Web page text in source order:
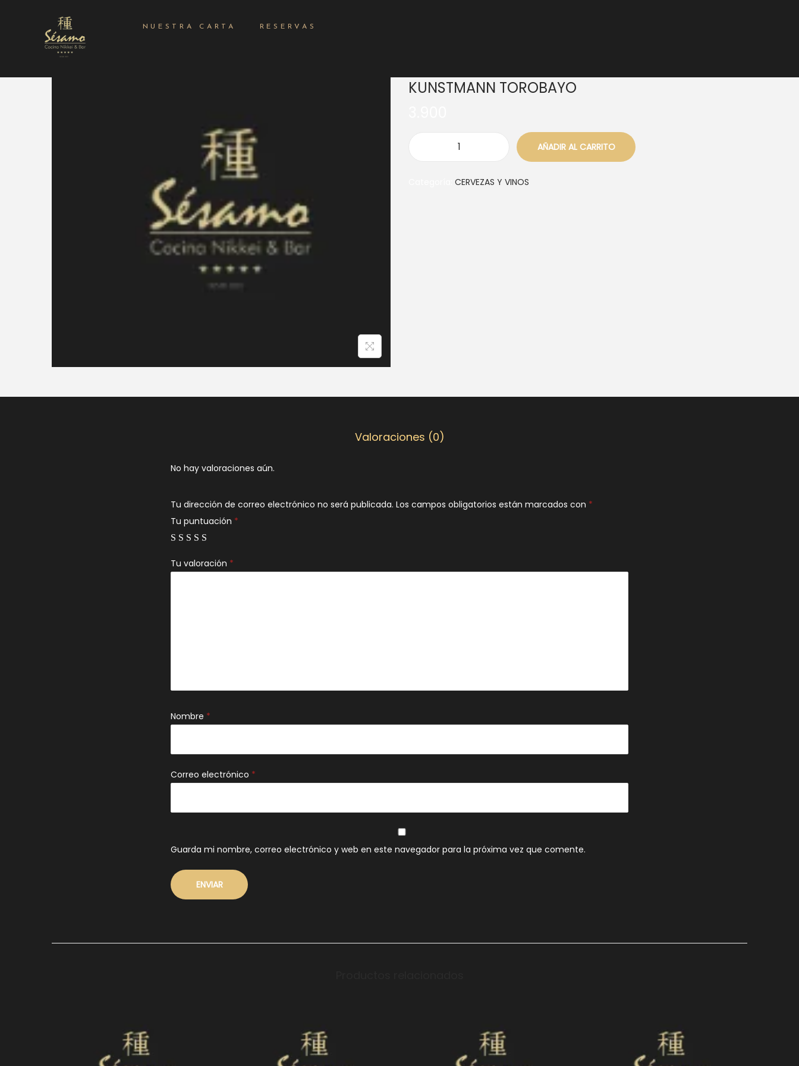
NUESTRA CARTA RESERVAS
KUNSTMANN TOROBAYO
AÑADIR AL CARRITO
CERVEZAS Y VINOS
Valoraciones (0)
No hay valoraciones aún.
Tu dirección de correo electrónico no será publicada. Los campos obligatorios están marcados con *
Tu puntuación *
Tu valoración *
Nombre *
Correo electrónico *
Guarda mi nombre, correo electrónico y web en este navegador para la próxima vez que comente.